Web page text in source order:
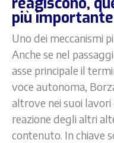
più importante
Uno dei meccanismi
Anche se nel
asse principale il
voce autonoma,
altrove nei suoi
reazione degli altri
contenuto. In chiave